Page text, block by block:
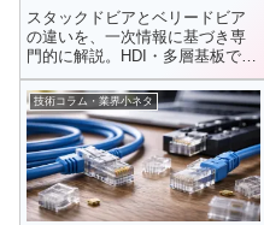
必須技術
スタックドビアとベリードビア
の違いを、一次情報に基づき専
門的に解説。HDI・多層基板での
役割、構造、メリット・デメリ
ット、アスペクト比や銅充填な
ど設計上の注意点まで、2026年
の高密度実装に必須の技術を実
務者向けに整理します。
技術コラム・業界小ネタ